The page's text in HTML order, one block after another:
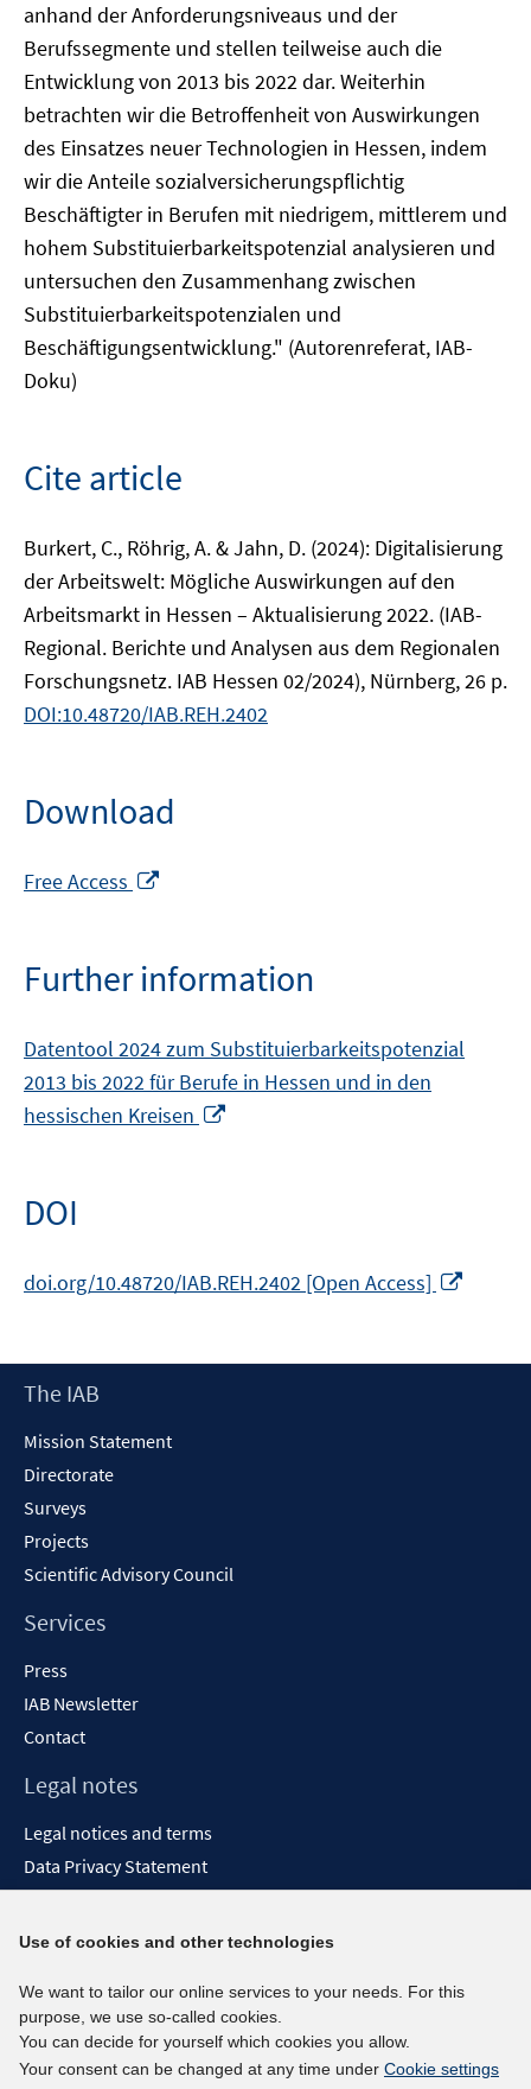
anhand der Anforderungsniveaus und der
Berufssegmente und stellen teilweise auch die
Entwicklung von 2013 bis 2022 dar. Weiterhin
betrachten wir die Betroffenheit von Auswirkungen
des Einsatzes neuer Technologien in Hessen, indem
wir die Anteile sozialversicherungspflichtig
Beschäftigter in Berufen mit niedrigem, mittlerem und
hohem Substituierbarkeitspotenzial analysieren und
untersuchen den Zusammenhang zwischen
Substituierbarkeitspotenzialen und
Beschäftigungsentwicklung." (Autorenreferat, IAB-
Doku)
Cite article
Burkert, C., Röhrig, A. & Jahn, D. (2024): Digitalisierung
der Arbeitswelt: Mögliche Auswirkungen auf den
Arbeitsmarkt in Hessen – Aktualisierung 2022. (IAB-
Regional. Berichte und Analysen aus dem Regionalen
Forschungsnetz. IAB Hessen 02/2024), Nürnberg, 26 p.
DOI:10.48720/IAB.REH.2402
Download
Free Access
new
window
Further information
Datentool 2024 zum Substituierbarkeitspotenzial
2013 bis 2022 für Berufe in Hessen und in den
hessischen Kreisen
DOI
doi.org/10.48720/IAB.REH.2402 [Open Access]
new
Footer
The IAB
Mission Statement
Directorate
Surveys
Projects
Scientific Advisory Council
Services
Press
IAB Newsletter
Contact
Legal notes
Legal notices and terms
Data Privacy Statement
Report Accessibility
Social media channels
BlueSky
YouTube
Use of cookies and other technologies
We want to tailor our online services to your needs. For this
purpose, we use so-called cookies.
You can decide for yourself which cookies you allow.
Your consent can be changed at any time under Cookie settings